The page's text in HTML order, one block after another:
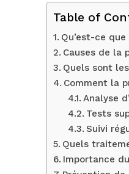
Table of
Qu’est-ce
Causes de la
Quels sont
Comment la
Analyse
Tests
Suivi
Quels
Importance